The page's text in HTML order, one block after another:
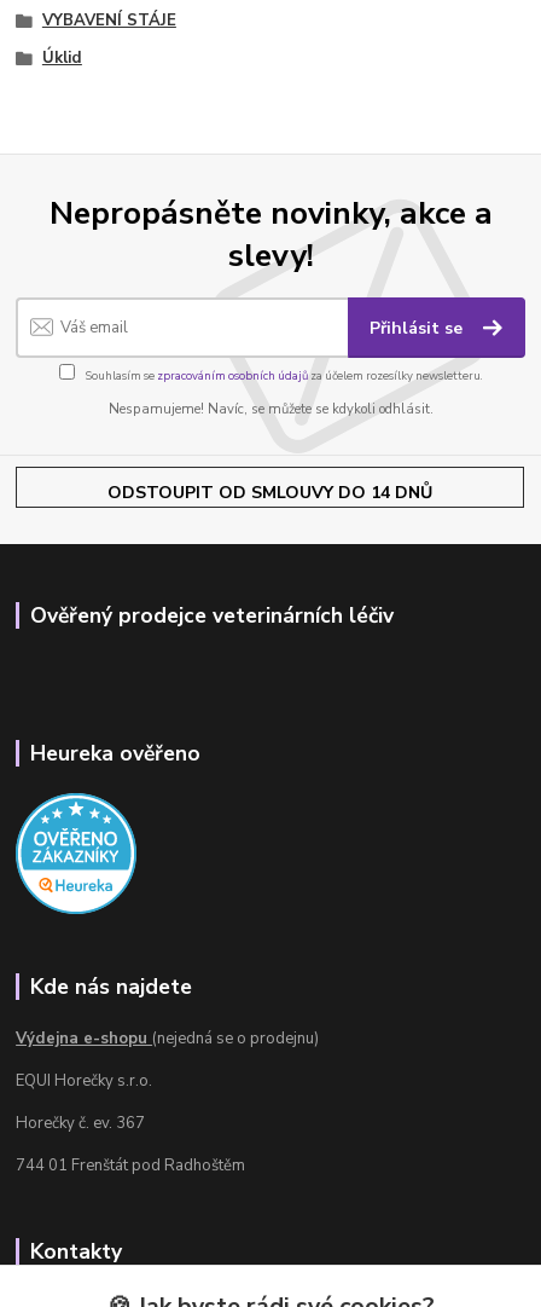
VYBAVENÍ STÁJE
Úklid
Nepropásněte novinky, akce a
slevy!
Přihlásit se
Souhlasím se zpracováním osobních údajůza účelem rozesílky newsletteru.
Nespamujeme! Navíc, se můžete se kdykoli odhlásit.
ODSTOUPIT OD SMLOUVY DO 14 DNŮ
Ověřený prodejce veterinárních léčiv
Heureka ověřeno
Kde nás najdete
Výdejna e-shopu (nejedná se o prodejnu)
EQUI Horečky s.r.o.
Horečky č. ev. 367
744 01 Frenštát pod Radhoštěm
Kontakty
Radka Chamrádová